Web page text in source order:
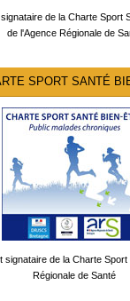
de la Charte Sport
de l'Agence Régionale de
SPORT SANTÉ
signataire de la Charte
Régionale de Santé